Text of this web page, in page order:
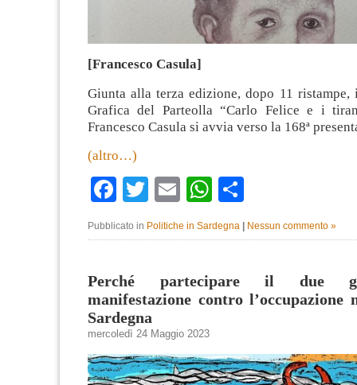
[Francesco Casula]
Giunta alla terza edizione, dopo 11
Grafica del Parteolla “Carlo Felice e i
Francesco Casula si avvia verso la 168ª
(altro…)
Facebook
TwitterEmailWhatsApp
Pubblicato in Politiche in Sardegna Nessun commento »
Perché partecipare il due
manifestazione contro l’occupazione
Sardegna
mercoledì 24 Maggio 2023